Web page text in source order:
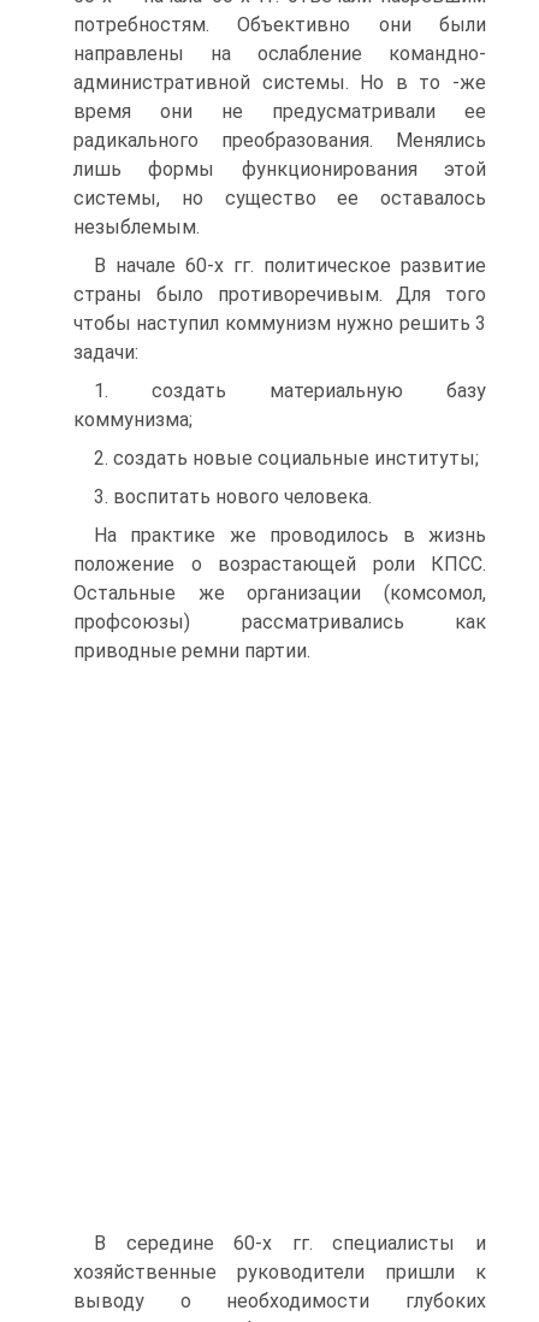
потребностям. Объективно они были
направле­ны на ослабление командно-
административной системы. Но в то -же
время они не предусматривали ее
радикального преобразова­ния. Менялись
лишь формы функционирования этой
системы, но существо ее оставалось
незыблемым.
В начале 60-х гг. политическое развитие
страны было противоречивым. Для того
чтобы наступил коммунизм нужно решить 3
задачи:
1. создать материальную базу
коммунизма;
2. создать новые социальные институты;
3. воспитать нового человека.
На практике же проводилось в жизнь
положение о возрастающей роли КПСС.
Остальные же организации (комсомол,
профсоюзы) рассматривались как
приводные ремни партии.
В середине 60-х гг. специалисты и
хозяйственные руководители пришли к
выводу о необходимости глубоких